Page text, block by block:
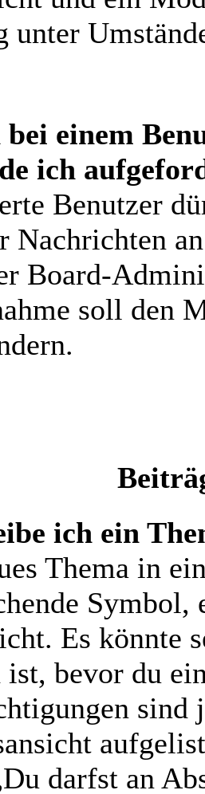
unter
bei einem
ich
Benutzer
Nachrichten
Board-
soll den
ich ein
Thema in
Es könnte
bevor du
sind
darfst an